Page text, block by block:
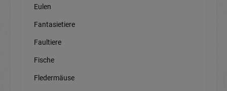
Eulen
Fantasietiere
Faultiere
Fische
Fledermäuse